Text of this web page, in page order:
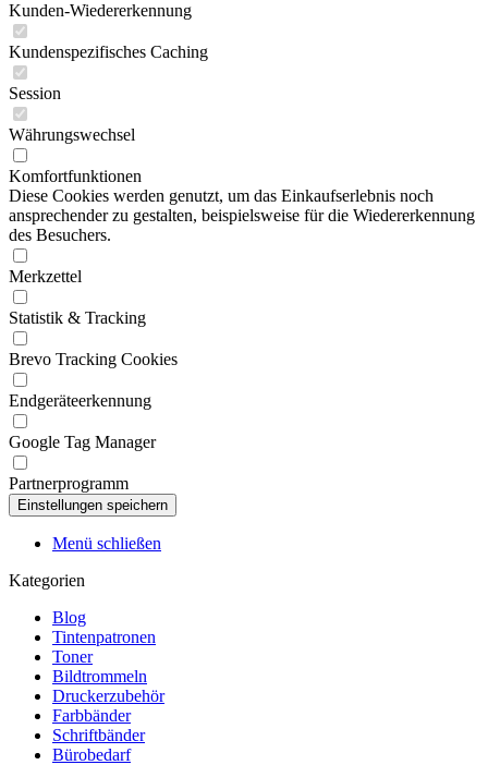
Kunden-Wiedererkennung
Kundenspezifisches Caching
Session
Währungswechsel
Komfortfunktionen
Diese Cookies werden genutzt, um das Einkaufserlebnis noch
ansprechender zu gestalten, beispielsweise für die Wiedererkennung
des Besuchers.
Merkzettel
Statistik & Tracking
Brevo Tracking Cookies
Endgeräteerkennung
Google Tag Manager
Partnerprogramm
Menü schließen
Kategorien
Blog
Tintenpatronen
Toner
Bildtrommeln
Druckerzubehör
Farbbänder
Schriftbänder
Bürobedarf